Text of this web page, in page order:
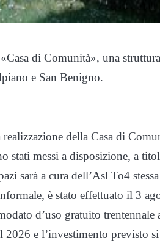
di Comunità», una
e San Benigno.
della Casa di
stati messi a disposizione, a
sarà a cura dell’Asl To4
è stato effettuato il 3
d’uso gratuito trentennale
2026 e l’investimento previsto